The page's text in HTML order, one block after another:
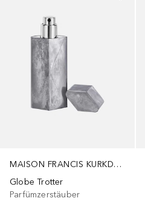
MAISON FRANCIS KURKDJIAN PARIS
Globe Trotter
Parfümzerstäuber